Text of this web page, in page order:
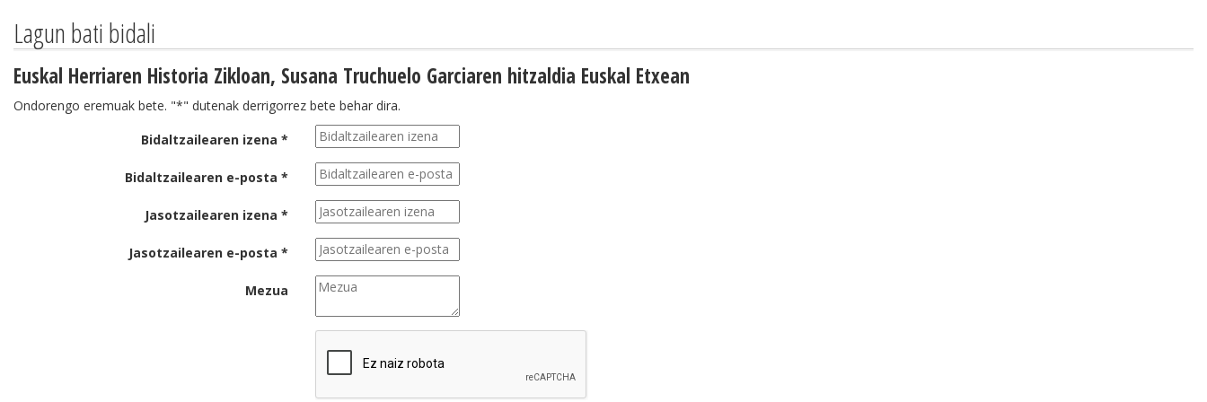
Lagun bati bidali
Euskal Herriaren Historia Zikloan, Susana Truchuelo Garciaren hitzaldia Euskal Etxean
Ondorengo eremuak bete. "*" dutenak derrigorrez bete behar dira.
Bidaltzailearen izena *
Bidaltzailearen e-posta *
Jasotzailearen izena *
Jasotzailearen e-posta *
Mezua